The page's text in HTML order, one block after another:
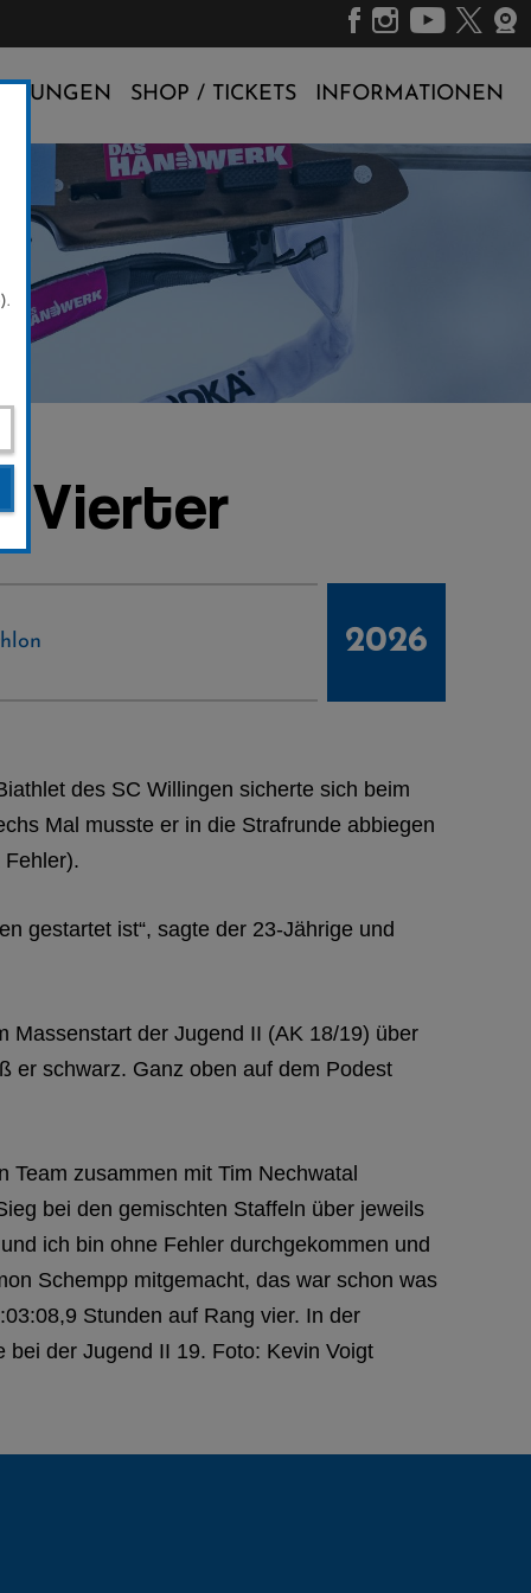
SHOP / TICKETS INFORMATIONEN
Vierter
2026
des SC Willingen sicherte sich beim
Mal musste er in die Strafrunde abbiegen
gestartet ist“, sagte der 23-Jährige und
Massenstart der Jugend II (AK 18/19) über
er schwarz. Ganz oben auf dem Podest
zusammen mit Tim Nechwatal
bei den gemischten Staffeln über jeweils
ich bin ohne Fehler durchgekommen und
Schempp mitgemacht, das war schon was
Stunden auf Rang vier. In der
der Jugend II 19. Foto: Kevin Voigt